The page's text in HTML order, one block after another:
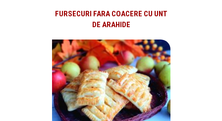
FURSECURI FARA COACERE CU UNT
DE ARAHIDE